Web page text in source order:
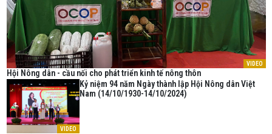
VIDEO
Hội Nông dân - cầu nối cho phát triển kinh tế nông thôn
VIDEO
Kỷ niệm 94 năm Ngày thành lập Hội Nông dân Việt
Nam (14/10/1930-14/10/2024)